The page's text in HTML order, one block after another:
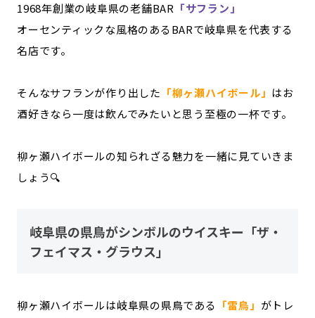
1968年創業の岐阜県の老舗BAR 「サフラン」
オーセンティックな風格のあるBARで岐阜県を代表する
名店です。
そんなサフランが作り出した 「柳ヶ瀬ハイボール」 はお
酒好きなら一度は飲んでみたいと思う至極の一杯です。
柳ヶ瀬ハイボールの知られざる魅力を一緒に見ていきま
しょう🔍
岐阜県の県鳥がシンボルのウイスキー「ザ・
フェイマス・グラウス」
柳ヶ瀬ハイボールは岐阜県の県鳥である 「雷鳥」 がトレ